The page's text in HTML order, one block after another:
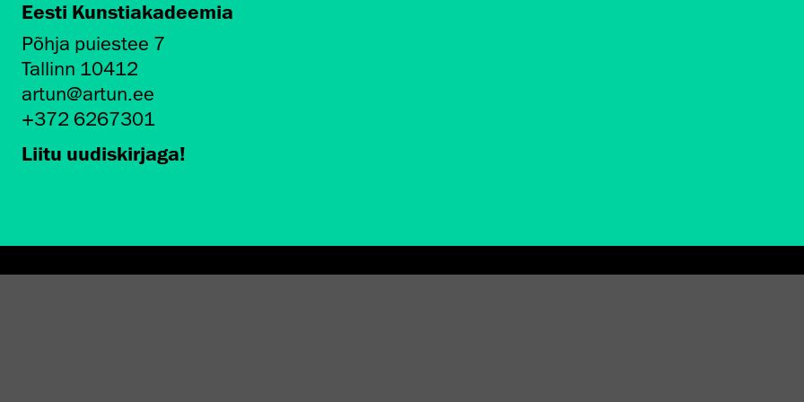
Eesti Kunstiakadeemia
Põhja puiestee 7
Tallinn 10412
artun@artun.ee
+372 6267301
Liitu uudiskirjaga!